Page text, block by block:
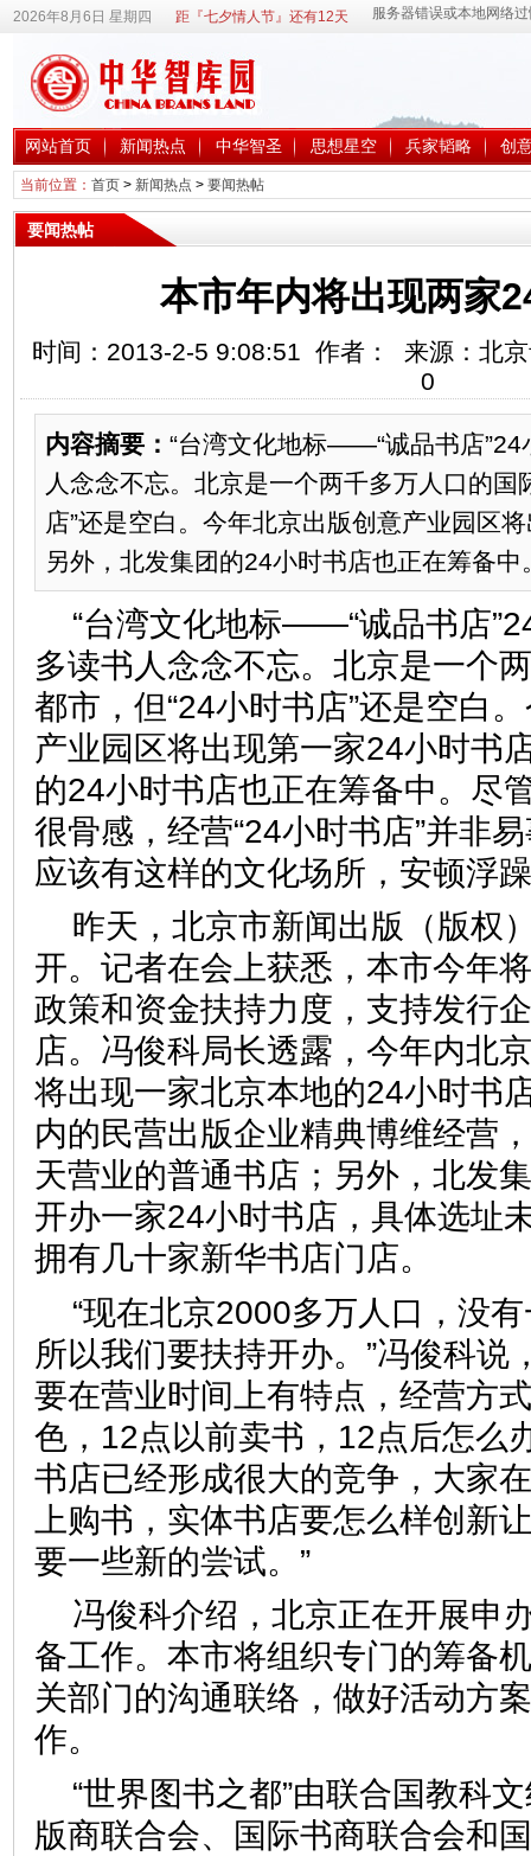
2026年8月6日 星期四 距『七夕情人节』还有12天
网站首页 新闻热点 中华智圣 思想星空 兵家韬略 创
当前位置： 首页> 新闻热点 > 要闻热帖
要闻热帖
本市年内将出现两家
时间：2013-2-5 9:08:51 作者： 来源：北
0
内容摘要： “台湾文化地标——“诚品书店”24
人念念不忘。北京是一个两千多万人口的国
店”还是空白。今年北京出版创意产业园区
另外，北发集团的24小时书店也正在筹备中
“台湾文化地标——“诚品书店
多读书人念念不忘。北京是一个
都市，但“24小时书店”还是空白
产业园区将出现第一家24小时书
的24小时书店也正在筹备中。尽
很骨感，经营“24小时书店”并非
应该有这样的文化场所，安顿浮
昨天，北京市新闻出版（版权
开。记者在会上获悉，本市今年
政策和资金扶持力度，支持发行
店。冯俊科局长透露，今年内北
将出现一家北京本地的24小时书
内的民营出版企业精典博维经营
天营业的普通书店；另外，北发
开办一家24小时书店，具体选址
拥有几十家新华书店门店。
“现在北京2000多万人口，没
所以我们要扶持开办。”冯俊科说
要在营业时间上有特点，经营方
色，12点以前卖书，12点后怎么
书店已经形成很大的竞争，大家
上购书，实体书店要怎么样创新
要一些新的尝试。”
冯俊科介绍，北京正在开展申
备工作。本市将组织专门的筹备
关部门的沟通联络，做好活动方
作。
“世界图书之都”由联合国教科
版商联合会、国际书商联合会和